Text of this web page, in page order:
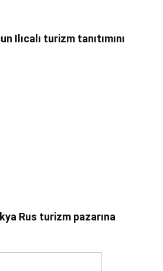
Ilıcalı turizm tanıtımını
Rus turizm pazarına